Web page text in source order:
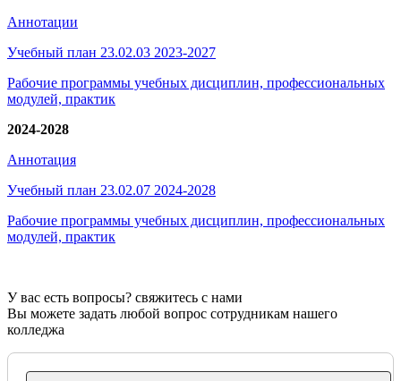
Аннотации
Учебный план 23.02.03 2023-2027
Рабочие программы учебных дисциплин, профессиональных
модулей, практик
2024-2028
Аннотация
Учебный план 23.02.07 2024-2028
Рабочие программы учебных дисциплин, профессиональных
модулей, практик
У вас есть вопросы? свяжитесь с нами
Вы можете задать любой вопрос сотрудникам нашего
колледжа